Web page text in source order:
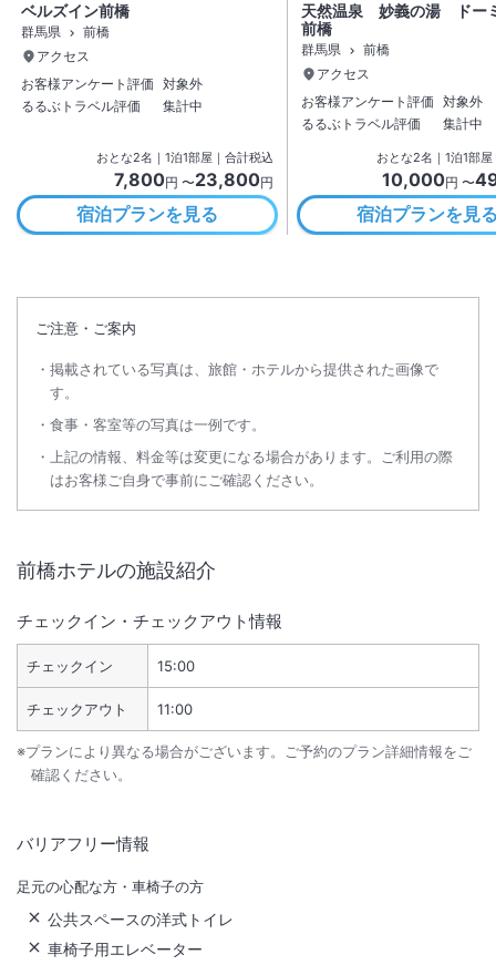
ベルズイン前橋
群馬県
前橋
アクセス
お客様アンケート評価 対象外
るるぶトラベル評価
集計中
おとな2名 ｜ 1泊1部屋｜合計税込
7,800円 〜23,800円
宿泊プランを見る
天然温泉 妙義の湯 ドー
前橋
群馬県
前橋
アクセス
お客様アンケート評価 対象外
るるぶトラベル評価
集計中
おとな2名 ｜ 1泊1部屋
10,000円 〜
宿泊プランを見
ご注意・ご案内
掲載されている写真は、旅館・ホテルから提供された画像で
す。
食事・客室等の写真は一例です。
上記の情報、料金等は変更になる場合があります。ご利用の際
はお客様ご自身で事前にご確認ください。
前橋ホテルの施設紹介
チェックイン・チェックアウト情報
チェックイン 15:00
チェックアウト 11:00
※プランにより異なる場合がございます。ご予約のプラン詳細情報をご
確認ください。
バリアフリー情報
足元の心配な方・車椅子の方
公共スペースの洋式トイレ
車椅子用エレベーター